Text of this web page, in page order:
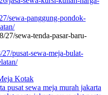
sewa-panggung-pondok-
27/sewa-tenda-pasar-baru-
pusat-sewa-meja-bulat-
Kotak
pusat sewa meja murah jakarta